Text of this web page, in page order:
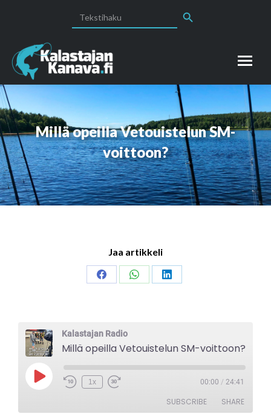
for:
Millä opeilla Vetouistelun SM-
voittoon?
Jaa artikkeli
Share
Share
Share
Kalastajan Radio
Millä opeilla Vetouistelun SM-voittoon?
Play
Episode
1x 00:00 / 24:41
SUBSCRIBE SHARE